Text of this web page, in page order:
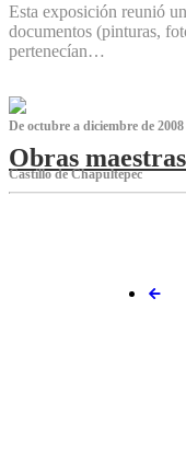
Esta exposición reunió
documentos (pinturas,
pertenecían…
De octubre a diciembre de 2008
Obras
Castillo de Chapultepec